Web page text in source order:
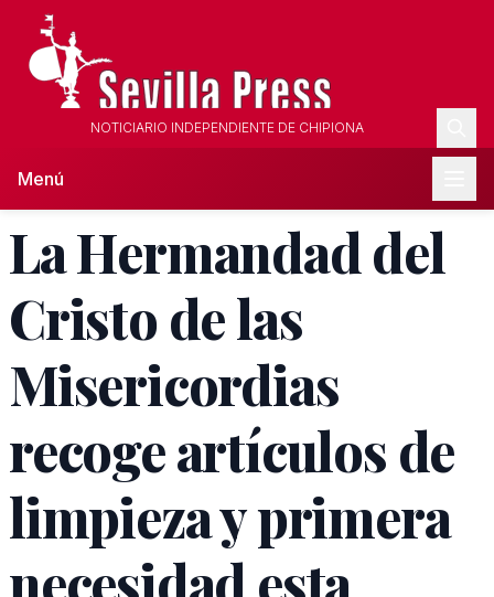
NOTICIARIO INDEPENDIENTE DE CHIPIONA
Menú
La Hermandad del
Cristo de las
Misericordias
recoge artículos de
limpieza y primera
necesidad esta